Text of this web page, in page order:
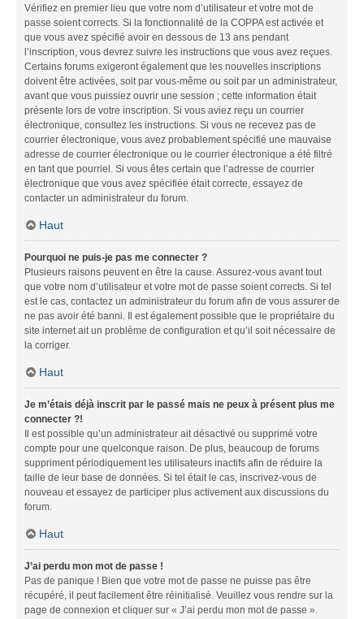
Vérifiez en premier lieu que votre nom d’utilisateur et votre mot de
passe soient corrects. Si la fonctionnalité de la COPPA est activée et
que vous avez spécifié avoir en dessous de 13 ans pendant
l’inscription, vous devrez suivre les instructions que vous avez reçues.
Certains forums exigeront également que les nouvelles inscriptions
doivent être activées, soit par vous-même ou soit par un administrateur,
avant que vous puissiez ouvrir une session ; cette information était
présente lors de votre inscription. Si vous aviez reçu un courrier
électronique, consultez les instructions. Si vous ne recevez pas de
courrier électronique, vous avez probablement spécifié une mauvaise
adresse de courrier électronique ou le courrier électronique a été filtré
en tant que pourriel. Si vous êtes certain que l’adresse de courrier
électronique que vous avez spécifiée était correcte, essayez de
contacter un administrateur du forum.
Haut
Pourquoi ne puis-je pas me connecter ?
Plusieurs raisons peuvent en être la cause. Assurez-vous avant tout
que votre nom d’utilisateur et votre mot de passe soient corrects. Si tel
est le cas, contactez un administrateur du forum afin de vous assurer de
ne pas avoir été banni. Il est également possible que le propriétaire du
site internet ait un problème de configuration et qu’il soit nécessaire de
la corriger.
Haut
Je m’étais déjà inscrit par le passé mais ne peux à présent plus me
connecter ?!
Il est possible qu’un administrateur ait désactivé ou supprimé votre
compte pour une quelconque raison. De plus, beaucoup de forums
suppriment périodiquement les utilisateurs inactifs afin de réduire la
taille de leur base de données. Si tel était le cas, inscrivez-vous de
nouveau et essayez de participer plus activement aux discussions du
forum.
Haut
J’ai perdu mon mot de passe !
Pas de panique ! Bien que votre mot de passe ne puisse pas être
récupéré, il peut facilement être réinitialisé. Veuillez vous rendre sur la
page de connexion et cliquer sur « J’ai perdu mon mot de passe ».